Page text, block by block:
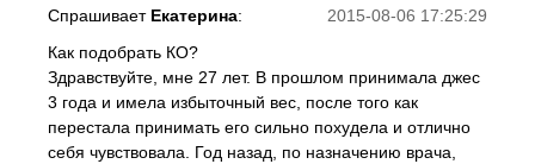
2015-08-06 17:25:29
Спрашивает Екатерина:
Как подобрать КО?
Здравствуйте, мне 27 лет. В прошлом принимала джес
3 года и имела избыточный вес, после того как
перестала принимать его сильно похудела и отлично
себя чувствовала. Год назад, по назначению врача,